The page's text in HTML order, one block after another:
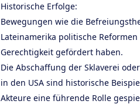
Historische Erfolge:
Bewegungen wie die
Lateinamerika politische
Gerechtigkeit gefördert haben.
Die Abschaffung der Sklaverei
in den USA sind historische
Akteure eine führende Rolle